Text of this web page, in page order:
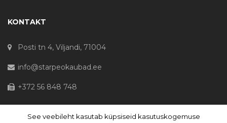
KONTAKT
Posti tn 4, Viljandi, 71004
info@starpeokaubad.ee
+372 56 848 748
See veebileht kasutab küpsiseid kasutuskogemuse